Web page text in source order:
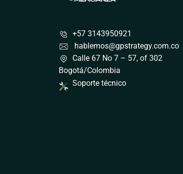
+57 3143950921
hablemos@gpstrategy.com.co
Calle 67 No 7 – 57, of 302
Bogotá/Colombia
Soporte técnico